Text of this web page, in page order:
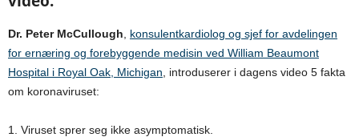
Dr. Peter McCullough
konsulentkardiolog og sjef for avdelingen
for ernæring og forebyggende medisin ved William Beaumont
Hospital i Royal Oak, Michigan , introduserer i dagens video 5 fakta
om koronaviruset:
1. Viruset sprer seg ikke asymptomatisk.